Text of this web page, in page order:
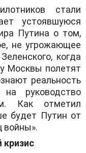
стали
устоявшуюся
Путина о том,
не угрожающее
когда
Москвы полетят
реальность
руководство
Как отметил
будет Путин от
войны».
кризис